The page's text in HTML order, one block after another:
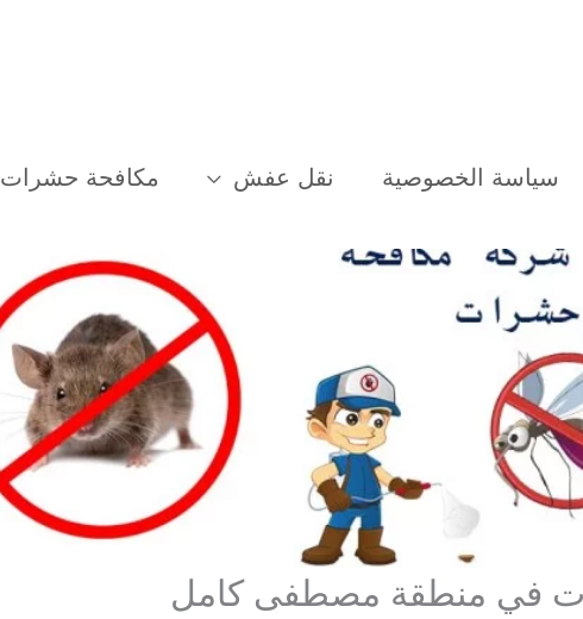
سياسة الخصوصية نقل عفش مكافحة حشرات
01033162010 – خصم 50 %
في منطقة مصطفى كامل